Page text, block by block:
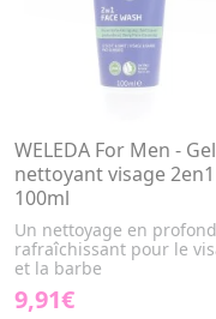
WELEDA For Men - Gel
nettoyant visage 2en1
100ml
Un nettoyage en
rafraîchissant pour le
et la barbe
9,91€